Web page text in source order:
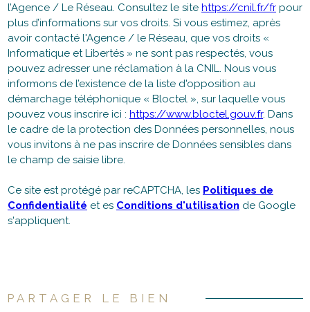
l’Agence / Le Réseau. Consultez le site https://cnil.fr/fr pour
plus d’informations sur vos droits. Si vous estimez, après
avoir contacté l'Agence / le Réseau, que vos droits «
Informatique et Libertés » ne sont pas respectés, vous
pouvez adresser une réclamation à la CNIL. Nous vous
informons de l’existence de la liste d'opposition au
démarchage téléphonique « Bloctel », sur laquelle vous
pouvez vous inscrire ici : https://www.bloctel.gouv.fr. Dans
le cadre de la protection des Données personnelles, nous
vous invitons à ne pas inscrire de Données sensibles dans
le champ de saisie libre.
Ce site est protégé par reCAPTCHA, les Politiques de
Confidentialité et es Conditions d'utilisation de Google
s'appliquent.
PARTAGER LE BIEN